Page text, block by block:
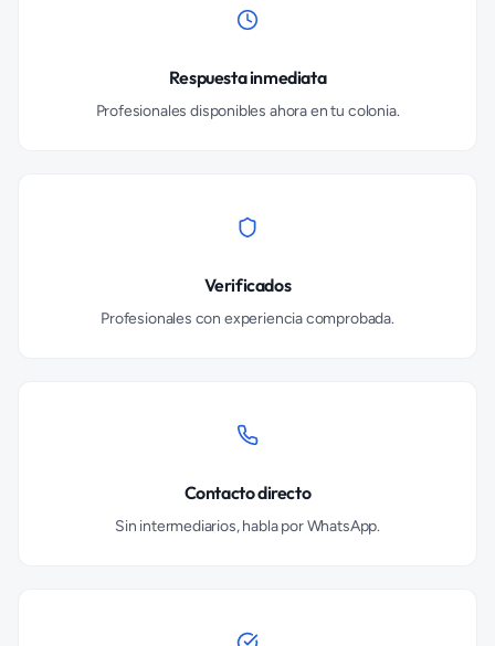
Respuesta inmediata
Profesionales disponibles ahora en tu colonia.
Verificados
Profesionales con experiencia comprobada.
Contacto directo
Sin intermediarios, habla por WhatsApp.